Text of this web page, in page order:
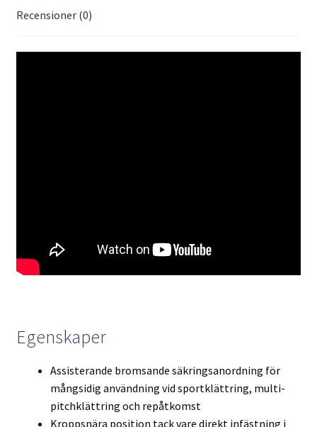
Recensioner (0)
Egenskaper
Assisterande bromsande säkringsanordning för
mångsidig användning vid sportklättring, multi-
pitchklättring och repåtkomst
Kroppsnära position tack vare direkt infästning i